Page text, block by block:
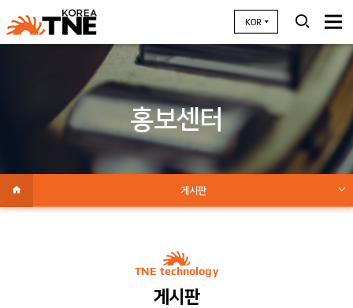
KOR
홍보센터
홍보영상
사례연구
게시판
TNE technology
게시판